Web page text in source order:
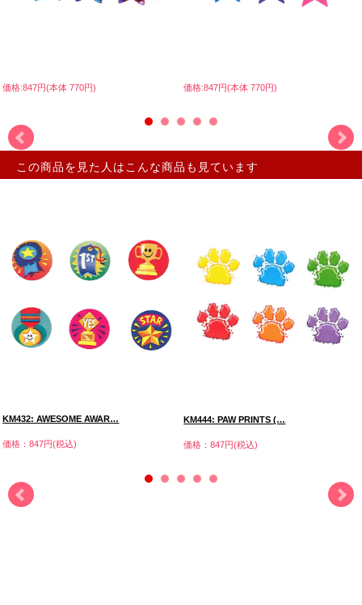
価格:847円(本体 770円) 価格:847円(本体 770円)
この商品を見た人はこんな商品も見ています
KM432: AWESOME AWAR…
価格：847円(税込)
KM444: PAW PRINTS (…
価格：847円(税込)